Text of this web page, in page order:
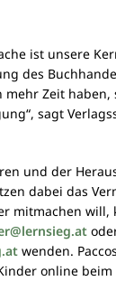
ist unsere
des
mehr Zeit
sagt
und der
dabei das
mitmachen
wenden.
online